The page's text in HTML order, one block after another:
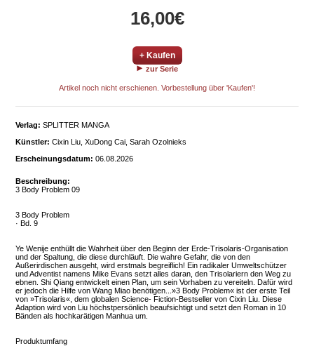
16,00€
+ Kaufen
zur Serie
Artikel noch nicht erschienen. Vorbestellung über 'Kaufen'!
Verlag: SPLITTER MANGA
Künstler: Cixin Liu, XuDong Cai, Sarah Ozolnieks
Erscheinungsdatum: 06.08.2026
Beschreibung:
3 Body Problem 09
3 Body Problem
· Bd. 9
Ye Wenije enthüllt die Wahrheit über den Beginn der Erde-Trisolaris-Organisation
und der Spaltung, die diese durchläuft. Die wahre Gefahr, die von den
Außerirdischen ausgeht, wird erstmals begreiflich! Ein radikaler Umweltschützer
und Adventist namens Mike Evans setzt alles daran, den Trisolariern den Weg zu
ebnen. Shi Qiang entwickelt einen Plan, um sein Vorhaben zu vereiteln. Dafür wird
er jedoch die Hilfe von Wang Miao benötigen...»3 Body Problem« ist der erste Teil
von »Trisolaris«, dem globalen Science- Fiction-Bestseller von Cixin Liu. Diese
Adaption wird von Liu höchstpersönlich beaufsichtigt und setzt den Roman in 10
Bänden als hochkarätigen Manhua um.
Produktumfang